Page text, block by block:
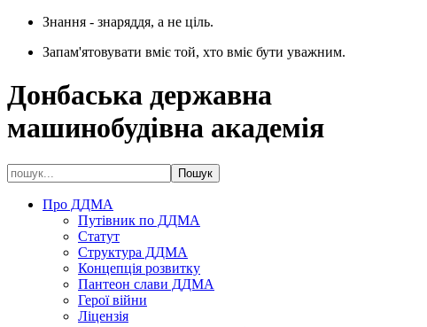
Знання - знаряддя, а не ціль.
Запам'ятовувати вміє той, хто вміє бути уважним.
Донбаська державна
машинобудівна академія
Про ДДМА
Путівник по ДДМА
Статут
Структура ДДМА
Концепція розвитку
Пантеон слави ДДМА
Герої війни
Ліцензія